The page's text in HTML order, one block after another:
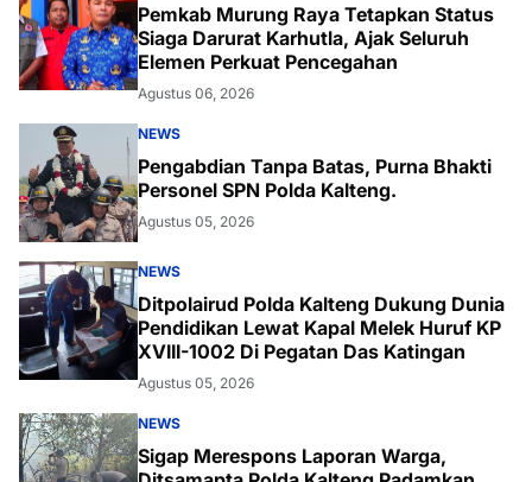
Pemkab Murung Raya Tetapkan Status
Siaga Darurat Karhutla, Ajak Seluruh
Elemen Perkuat Pencegahan
Agustus 06, 2026
NEWS
Pengabdian Tanpa Batas, Purna Bhakti
Personel SPN Polda Kalteng.
Agustus 05, 2026
NEWS
Ditpolairud Polda Kalteng Dukung Dunia
Pendidikan Lewat Kapal Melek Huruf KP
XVIII-1002 Di Pegatan Das Katingan
Agustus 05, 2026
NEWS
Sigap Merespons Laporan Warga,